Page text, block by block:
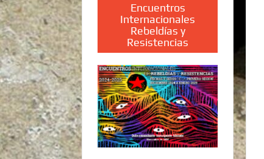
Encuentros
Internacionales
Rebeldías y
Resistencias